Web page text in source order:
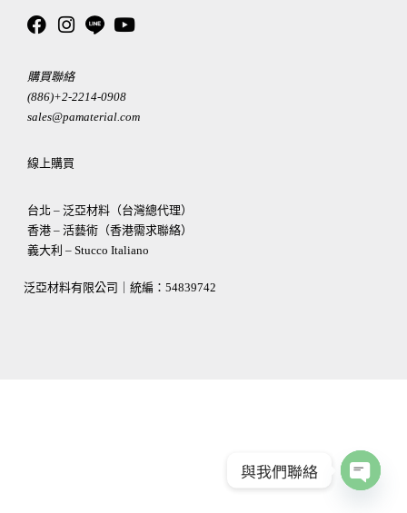
購買聯絡
(886)+2-2214-0908
sales@pamaterial.com
線上購買
台北 – 泛亞材料（台灣總代理）
香港 – 活藝術（香港需求聯絡）
義大利 – Stucco Italiano
泛亞材料有限公司｜統編： 54839742
與我們聯絡